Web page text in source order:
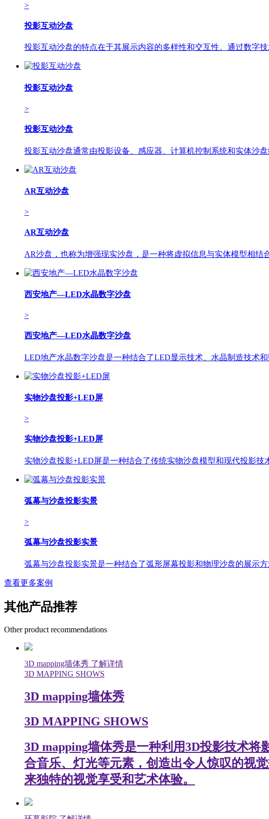
>
投影互动沙盘
投影互动沙盘的特点在于其展示内容的多样性和交互性。通过数字
投影互动沙盘
>
投影互动沙盘
投影互动沙盘通常由投影设备、感应器、计算机控制系统和实体沙
AR互动沙盘
>
AR互动沙盘
AR沙盘，也称为增强现实沙盘，是一种将虚拟信息与实体模型相
西安地产—LED水晶数字沙盘
>
西安地产—LED水晶数字沙盘
LED地产水晶数字沙盘是一种结合了LED显示技术、水晶制造技术
实物沙盘投影+LED屏
>
实物沙盘投影+LED屏
实物沙盘投影+LED屏是一种结合了传统实物沙盘模型和现代投影
弧幕与沙盘投影实景
>
弧幕与沙盘投影实景
弧幕与沙盘投影实景是一种结合了弧形屏幕投影和物理沙盘的展示
查看更多案例
其他产品推荐
Other product recommendations
3D mapping墙体秀 了解详情
3D MAPPING SHOWS
3D mapping墙体秀
3D MAPPING SHOWS
3D mapping墙体秀是一种利用3D投影技术
合音乐、灯光等元素，创造出令人惊叹的视
来独特的视觉享受和艺术体验。